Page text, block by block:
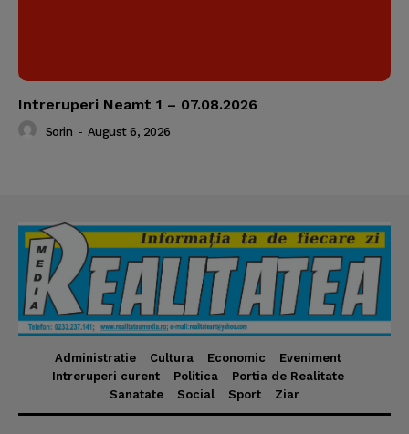
Intreruperi Neamt 1 – 07.08.2026
Sorin - August 6, 2026
Administratie Cultura Economic
Eveniment
Intreruperi curent
Politica
Portia de Realitate
Sanatate
Social Sport Ziar